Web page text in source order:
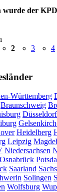
wurde der
2 3 4
Württemberg
Braunschweig
Düsseldorf
Heidelberg
Leipzig
Niedersachsen
Osnabrück
Saarland
Solingen
Wolfsburg